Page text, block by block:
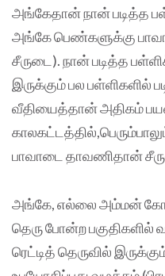
அங்கேதான் நான் படித்த
அங்கே பெண்களுக்கு
சீருடை). நான் படித்த
இருக்கும் பல பள்ளிகளில்
வீதியைத்தான் அதிகம்
பாவாடை தாவணிதான்
அங்கே, எல்லை அம்மன்
தெரு போன்ற பகுதிகளில்
ரெட்டித் தெருவில்